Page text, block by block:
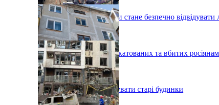
В ДСНС розповіли, коли стане безпечно відвідувати
В Бучі почали ховати закатованих та вбитих
У Києві хочуть перебудувати старі будинки